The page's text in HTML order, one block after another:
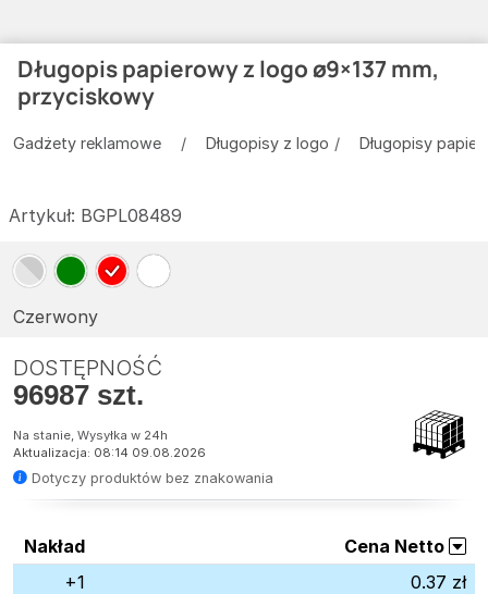
Długopis papierowy z logo ø9×137 mm,
przyciskowy
Gadżety reklamowe Długopisy z logo Długopisy
Artykuł: BGPL08489
Czerwony
DOSTĘPNOŚĆ
96987 szt.
Na stanie, Wysyłka w 24h
Aktualizacja: 08:14 09.08.2026
Dotyczy produktów bez znakowania
Nakład
Cena Netto
+1
0.37 zł